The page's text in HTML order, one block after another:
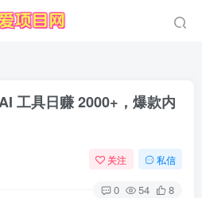
工具日赚 2000+，爆款内
关注 私信
0 54 8